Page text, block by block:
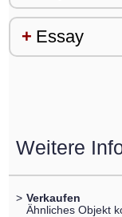
Essay
Weitere
> Verkaufen
Ähnliches Objekt